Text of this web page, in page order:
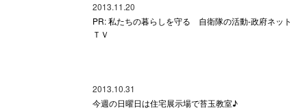
2013.11.20
PR: 私たちの暮らしを守る 自衛隊の活動-政府ネット
ＴＶ
2013.10.31
今週の日曜日は住宅展示場で苔玉教室♪